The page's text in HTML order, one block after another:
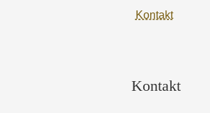
Kontakt
Kontakt